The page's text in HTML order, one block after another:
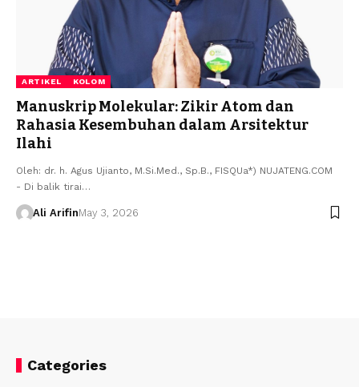
ARTIKEL KOLOM
Manuskrip Molekular: Zikir Atom dan
Rahasia Kesembuhan dalam Arsitektur
Ilahi
​Oleh: dr. h. Agus Ujianto, M.Si.Med., Sp.B., FISQUa*) NUJATENG.COM
- ​Di balik tirai…
Ali ArifinMay 3, 2026
Categories